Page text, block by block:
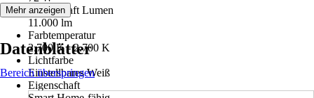
Leuchtkraft Lumen
11.000 lm
Farbtemperatur
2.700 K - 2.700 K
Lichtfarbe
Einstellbares Weiß
Eigenschaft
Mehr anzeigen
Datenblätter
Bereich überspringen